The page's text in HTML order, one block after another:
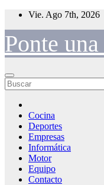
Saltar
contenido
Vie. Ago 7th, 2026
Ponte
Cocina
Deportes
Empresas
Informática
Motor
Equipo
Contacto